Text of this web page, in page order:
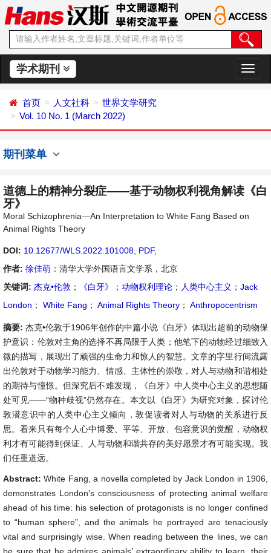
学术期刊
切
换
首页 人文社科
世界文学研究
Vol. 10 No. 1 (March 2022)
期刊菜单
道德上的精神分裂症——基于动物权利视角解读《白
牙》
Moral Schizophrenia—An Interpretation to White Fang Based on
Animal Rights Theory
DOI: 10.12677/WLS.2022.101008 PDF,
作者: 徐佳萌 ：清华大学外国语言文学系，北京
关键词: 杰克•伦敦 ； 《白牙》 ； 动物权利理论 ； 人类中心主义 ； Jack
London ； White Fang ； Animal Rights Theory ； Anthropocentrism
摘要: 杰克•伦敦于1906年创作的中篇小说《白牙》体现出超前的动物保
护意识：伦敦对主角的选择不再局限于人类；他笔下的动物经过细致入
微的描写，展现出了顽强的生命力和惊人的智慧。文章的字里行间流露
出伦敦对于动物学习能力、情感、主体性的崇敬，对人与动物和谐相处
的期待与憧憬。但深究后不难发现，《白牙》中人类中心主义的思想随
处可见——“物种歧视”仍然存在。本文以《白牙》为研究对象，探讨伦
敦潜意识中的人类中心主义倾向，敦促读者对人与动物的关系进行反
思。看来只有每个人心中博爱、平等、开放、包容意识的觉醒，动物权
利才有可能得到保证、人与动物和谐共存的美好愿景才有可能实现。我
们任重道远。
Abstract:White Fang, a novella completed by Jack London in 1906,
demonstrates London’s consciousness of protecting animal welfare
ahead of his time: his selection of protagonists is no longer confined
to “human sphere”, and the animals he portrayed are tenaciously
vital and surprisingly wise. When reading between the lines, we can